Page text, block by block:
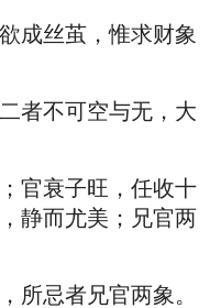
成丝茧，惟求财象
者不可空与无，大
官衰子旺，任收十
静而尤美；兄官两
所忌者兄官两象。